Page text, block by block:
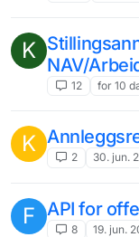
K
NAV/
12 for 10
K
2 30. jun.
F API for
8 19. jun.